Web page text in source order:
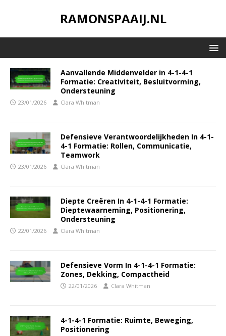
RAMONSPAAIJ.NL
Aanvallende Middenvelder in 4-1-4-1
Formatie: Creativiteit, Besluitvorming,
Ondersteuning
23/01/2026 Clara Whitman
Defensieve Verantwoordelijkheden In 4-1-
4-1 Formatie: Rollen, Communicatie,
Teamwork
23/01/2026 Clara Whitman
Diepte Creëren In 4-1-4-1 Formatie:
Dieptewaarneming, Positionering,
Ondersteuning
22/01/2026 Clara Whitman
Defensieve Vorm In 4-1-4-1 Formatie:
Zones, Dekking, Compactheid
22/01/2026 Clara Whitman
4-1-4-1 Formatie: Ruimte, Beweging,
Positionering